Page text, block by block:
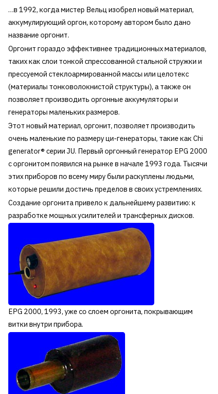
…в 1992, когда мистер Вельц изобрел новый материал,
аккумулирующий оргон, которому автором было дано
название оргонит.
Оргонит гораздо эффективнее традиционных материалов,
таких как слои тонкой спрессованной стальной стружки и
прессуемой стеклоармированной массы или целотекс
(материалы тонковолокнистой структуры), а также он
позволяет производить оргонные аккумуляторы и
генераторы маленьких размеров.
Этот новый материал, оргонит, позволяет производить
очень маленькие по размеру ци-генераторы, такие как Chi
generator® серии JU. Первый оргонный генератор EPG 2000
с оргонитом появился на рынке в начале 1993 года. Тысячи
этих приборов по всему миру были раскуплены людьми,
которые решили достичь пределов в своих устремлениях.
Создание оргонита привело к дальнейшему развитию: к
разработке мощных усилителей и трансферных дисков.
EPG 2000, 1993, уже со слоем оргонита, покрывающим
витки внутри прибора.